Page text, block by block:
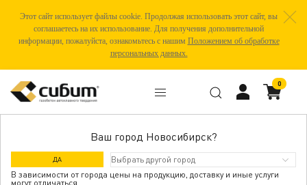
Этот сайт использует файлы cookie. Продолжая использовать этот сайт, вы
соглашаетесь на их использование. Для получения дополнительной
информации, пожалуйста, ознакомьтесь с нашим Положением об обработке
персональных данных.
Ваш город Новосибирск?
ДА
В зависимости от города цены на продукцию, доставку и иные услуги
могут отличаться
0
ТЕПЕРЬ КАЖДУЮ ПЯТНИЦУ С 8:00 -
16:30 БУДЕТ РАБОТАТЬ НАШ ОФИС ПО